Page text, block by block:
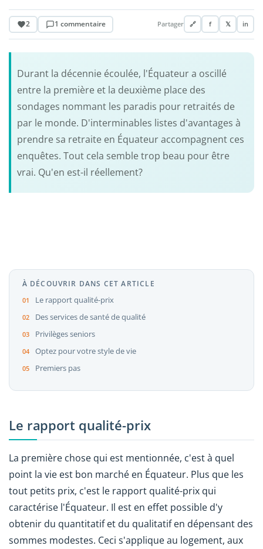
2 1 commentaire Partager 🔗 f 𝕏 in
Durant la décennie écoulée, l'Équateur a oscillé
entre la première et la deuxième place des
sondages nommant les paradis pour retraités de
par le monde. D'interminables listes d'avantages à
prendre sa retraite en Équateur accompagnent ces
enquêtes. Tout cela semble trop beau pour être
vrai. Qu'en est-il réellement?
À DÉCOUVRIR DANS CET ARTICLE
Le rapport qualité-prix
Des services de santé de qualité
Privilèges seniors
Optez pour votre style de vie
Premiers pas
Le rapport qualité-prix
La première chose qui est mentionnée, c'est à quel
point la vie est bon marché en Équateur. Plus que les
tout petits prix, c'est le rapport qualité-prix qui
caractérise l'Équateur. Il est en effet possible d'y
obtenir du quantitatif et du qualitatif en dépensant des
sommes modestes. Ceci s'applique au logement, aux